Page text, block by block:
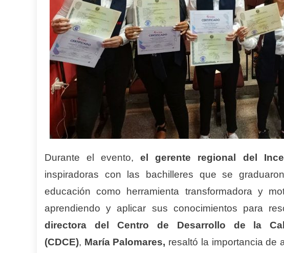
Durante el evento,el gerente regional del
inspiradoras con las bachilleres que se
educación como herramienta transformadora y
aprendiendo y aplicar sus conocimientos para
directora del Centro de Desarrollo de la
(CDCE), María Palomares, resaltó la importancia de